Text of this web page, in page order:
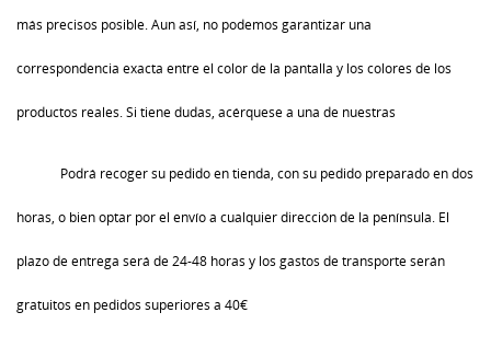
más precisos posible. Aun así, no podemos garantizar una
correspondencia exacta entre el color de la pantalla y los colores de los
productos reales. Si tiene dudas, acérquese a una de nuestras
Podrá recoger su pedido en tienda, con su pedido preparado en dos
horas, o bien optar por el envío a cualquier dirección de la península. El
plazo de entrega será de 24-48 horas y los gastos de transporte serán
gratuitos en pedidos superiores a 40€